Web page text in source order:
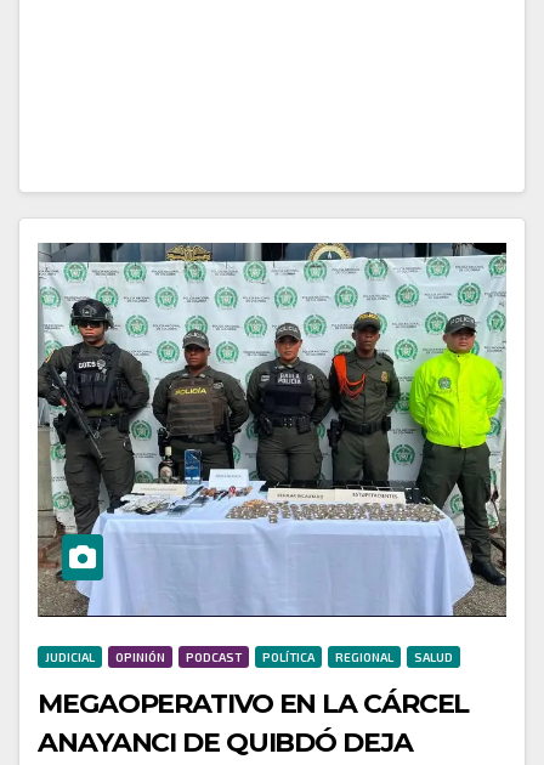
JUDICIAL OPINIÓN PODCAST POLÍTICA REGIONAL SALUD
MEGAOPERATIVO EN LA CÁRCEL
ANAYANCI DE QUIBDÓ DEJA